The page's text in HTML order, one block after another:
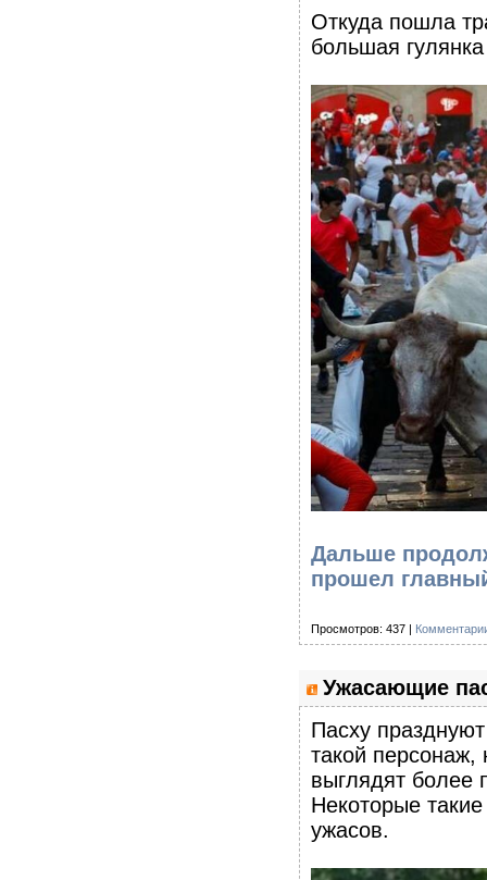
Откуда пошла
большая
Дальше
прошел
Просмотров: 437 |
Ужасающие
Пасху
такой персонаж,
выглядят более
Некоторые
ужасов.